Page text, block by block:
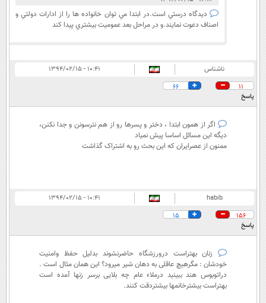
ديدگاه درستي است.در ابتدا مي توان خانواده ها را از ادارات دولتي و
اصناف دعوت نمايند.و در مراحل بعد عموميت بيشتري پيدا كند
ناشناس
۱۰:۴۱ - ۱۳۹۴/۰۲/۱۵
11
66
پاسخ
اگر از همون ابتدا ، دختر و پسرها رو از هم نترسونن و جدا نکنن،
دیگه این مسائل اساسا پیش نمیاد
ممنون از عصرایران که این بحث رو به اشتراک گذاشت
habib
۱۰:۴۱ - ۱۳۹۴/۰۲/۱۵
156
15
پاسخ
زنان بهتراست درورزشگاه حاضرنشوند بدلیل حفظ وامنیت
خودشان : مگرهیچ عاقلی به دهان شیر میرود؟ این همان مثال است .
دراتوبوس هند ببینید درملاء عام چه بلایی برسر زنها آمده است
بهتراست بیشترخانمها بیشتردقت کنند.